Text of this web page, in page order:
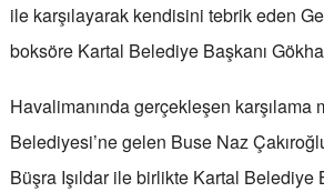
ile karşılayarak kendisini tebrik eden
boksöre Kartal Belediye Başkanı
Havalimanında gerçekleşen karşılama
Belediyesi’ne gelen Buse Naz
Büşra Işıldar ile birlikte Kartal Belediye